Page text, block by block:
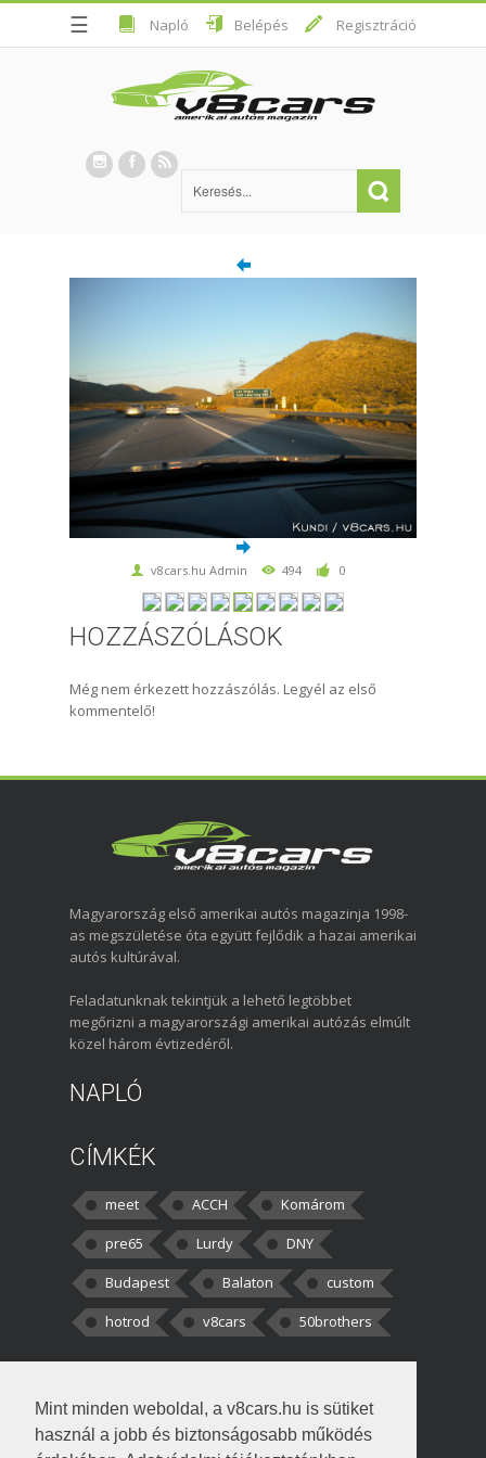
Mint minden weboldal, a v8cars.hu is sütiket
használ a jobb és biztonságosabb működés
☰ Napló Belépés Regisztráció
v8cars.hu Admin 494 0
HOZZÁSZÓLÁSOK
Még nem érkezett hozzászólás. Legyél az első
kommentelő!
Magyarország első amerikai autós magazinja 1998-
as megszületése óta együtt fejlődik a hazai amerikai
autós kultúrával.
Feladatunknak tekintjük a lehető legtöbbet
megőrizni a magyarországi amerikai autózás elmúlt
közel három évtizedéről.
NAPLÓ
CÍMKÉK
meet ACCH
Komárom
pre65
Lurdy
DNY
Budapest
Balaton
custom
hotrod
v8cars 50brothers
kortisz:Elszúrtam! Én csak két
darabbaal számoltam. Nem tudtam, hogy fél autót,